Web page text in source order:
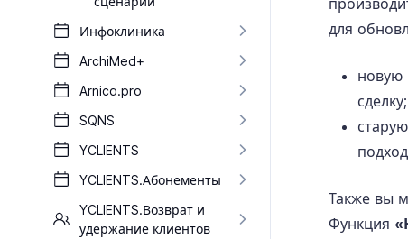
Инфоклиника
Archi​Med+
Arnica.​pro
SQNS
YCLIENTS
YCLIENTS.​Абонементы
YCLIENTS.​Возврат и
удержание клиентов
для
новую
сделку;
Также вы
Функция